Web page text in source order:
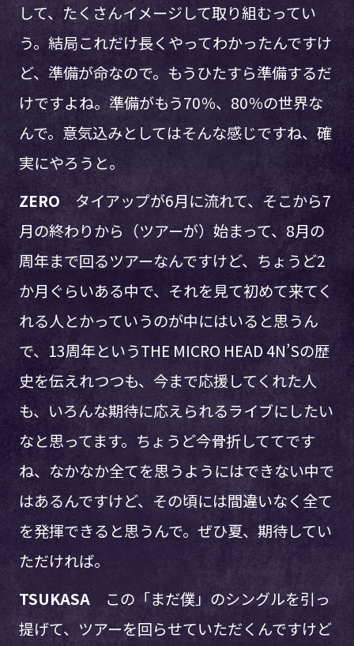
して、たくさんイメージして取り組むってい
う。結局これだけ長くやってわかったんですけ
ど、準備が命なので。もうひたすら準備するだ
けですよね。準備がもう70％、80％の世界な
んで。意気込みとしてはそんな感じですね、確
実にやろうと。
ZEROタイアップが6月に流れて、そこから7
月の終わりから（ツアーが）始まって、8月の
周年まで回るツアーなんですけど、ちょうど2
か月ぐらいある中で、それを見て初めて来てく
れる人とかっていうのが中にはいると思うん
で、13周年というTHE MICRO HEAD 4N’Sの歴
史を伝えれつつも、今まで応援してくれた人
も、いろんな期待に応えられるライブにしたい
なと思ってます。ちょうど今骨折しててです
ね、なかなか全てを思うようにはできない中で
はあるんですけど、その頃には間違いなく全て
を発揮できると思うんで。ぜひ夏、期待してい
ただければ。
TSUKASAこの「まだ僕」のシングルを引っ
提げて、ツアーを回らせていただくんですけど